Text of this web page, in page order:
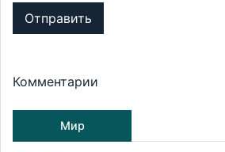
Отправить
Комментарии
Мир